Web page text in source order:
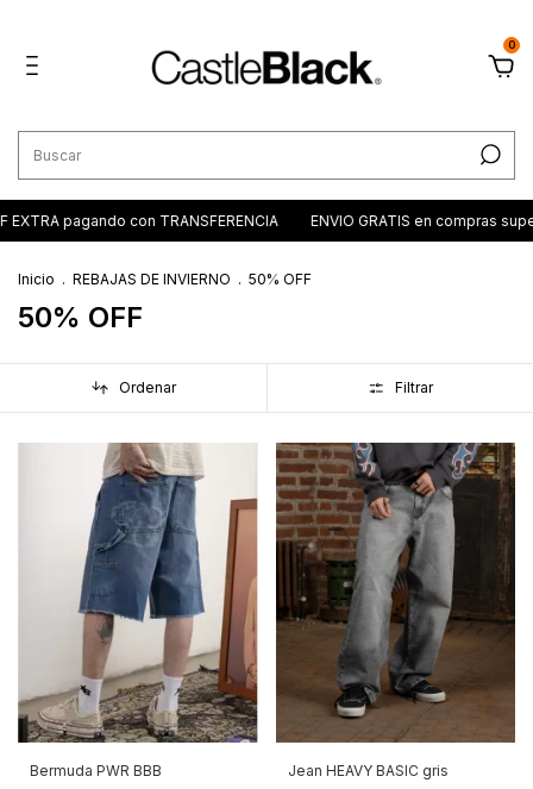
0
pagando con TRANSFERENCIA ENVIO GRATIS en compras
Inicio . REBAJAS DE INVIERNO . 50% OFF
50% OFF
Ordenar Filtrar
Bermuda PWR BBB Jean HEAVY BASIC gris